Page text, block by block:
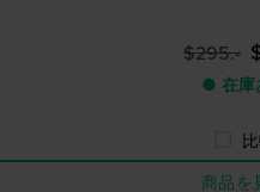
$295.-
● 在庫
商品を